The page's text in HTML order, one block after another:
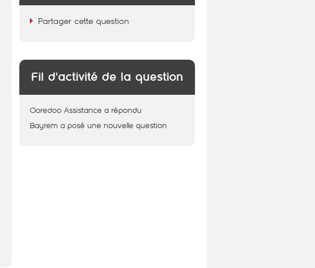
Partager cette question
Fil d'activité de la question
Ooredoo Assistance a répondu
Bayrem a posé une nouvelle question